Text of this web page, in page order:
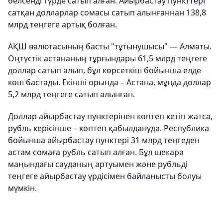
сатқан долларлар сомасы сатып алынғаннан 138,8
млрд теңгеге артық болған.
АҚШ валютасының басты "тұтынушысы" — Алматы.
Оңтүстік астананың тұрғындары 61,5 млрд теңгеге
доллар сатып алып, бұл көрсеткіш бойынша елде
көш бастады. Екінші орында – Астана, мұнда доллар
5,2 млрд теңгеге сатып алынған.
Доллар айырбастау пунктерінен көптеп кетіп жатса,
рубль керісінше – көптеп қабылдануда. Республика
бойынша айырбастау пунктері 31 млрд теңгеден
астам сомаға рубль сатып алған. Бұл шекара
маңындағы сауданың артуымен және рубльді
теңгеге айырбастау үрдісімен байланысты болуы
мүмкін.